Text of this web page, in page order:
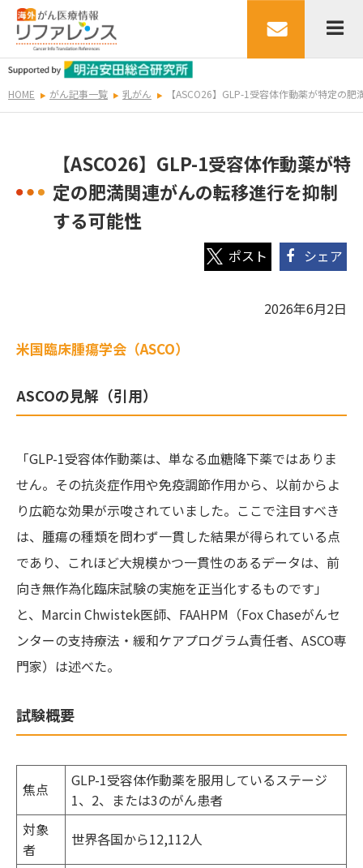
HOME がん記事一覧 乳がん 【ASCO26】GLP-1受容体作動薬が特定の
【ASCO26】GLP-1受容体作動薬が特
定の肥満関連がんの転移進行を抑制
する可能性
シェア
2026年6月2日
米国臨床腫瘍学会（ASCO）
ASCOの見解（引用）
「GLP-1受容体作動薬は、単なる血糖降下薬ではありま
せん。その抗炎症作用や免疫調節作用から、以前からよ
り広範な効果が示唆されていました。ここで注目すべき
は、腫瘍の種類を問わず一貫した結果が得られている点
であり、これほど大規模かつ一貫性のあるデータは、前
向き無作為化臨床試験の実施を正当化するものです」
と、Marcin Chwistek医師、FAAHPM（Fox Chaseがんセ
ンターの支持療法・緩和ケアプログラム責任者、ASCO専
門家）は述べた。
試験概要
焦点
GLP-1受容体作動薬を服用しているステージ
1、2、または3のがん患者
対象
者
世界各国から12,112人